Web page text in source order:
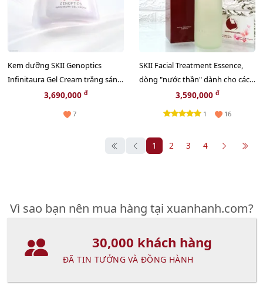
Kem dưỡng SKII Genoptics
Infinitaura Gel Cream trắng sáng,
căng mọng da, 50g (New)
3,690,000 đ
7
SKII Facial Treatment Essence,
dòng "nước thần" dành cho các
chị em - 230ml (new)
3,590,000 đ
1 16
1 2 3 4
Vì sao bạn nên mua hàng tại xuanhanh.com?
30,000 khách hàng
ĐÃ TIN TƯỞNG VÀ ĐỒNG HÀNH